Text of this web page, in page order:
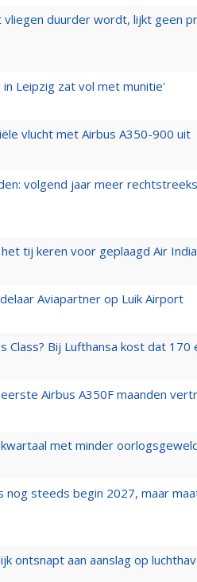
vliegen duurder wordt, lijkt geen
Leipzig zat vol met munitie'
vlucht met Airbus A350-900 uit
volgend jaar meer
tij keren voor geplaagd Air India
Aviapartner op Luik Airport
Class? Bij Lufthansa kost dat 170
Airbus A350F maanden
met minder
nog steeds begin 2027, maar
ontsnapt aan aanslag op